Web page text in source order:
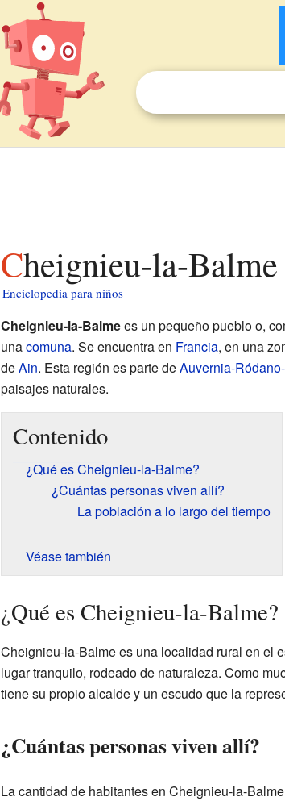
Cheignieu-la-
Enciclopedia para niños
Cheignieu-la-Balmees un pequeño pueblo o,
unacomuna. Se encuentra en Francia, en una
deAin. Esta región es parte deAuvernia-
paisajes naturales.
Contenido
¿Qué es Cheignieu-la-Balme?
¿Cuántas personas viven allí?
La población a lo largo del tiempo
Véase también
¿Qué es Cheignieu-la-Balme?
Cheignieu-la-Balme es una localidad rural en el
lugar tranquilo, rodeado de naturaleza. Como
tiene su propio alcalde y un escudo que la
¿Cuántas personas viven allí?
La cantidad de habitantes en Cheignieu-la-